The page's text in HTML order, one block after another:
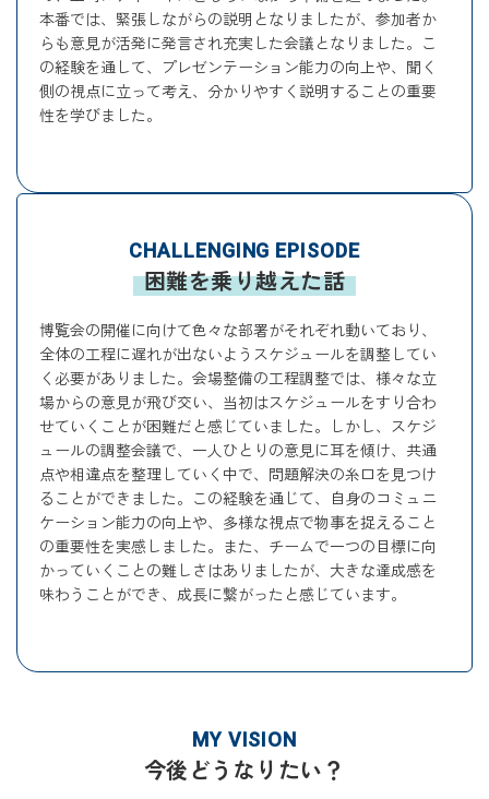
本番では、緊張しながらの説明となりましたが、参加者か
らも意見が活発に発言され充実した会議となりました。こ
の経験を通して、プレゼンテーション能力の向上や、聞く
側の視点に立って考え、分かりやすく説明することの重要
性を学びました。
CHALLENGING EPISODE
困難を乗り越えた話
博覧会の開催に向けて色々な部署がそれぞれ動いており、
全体の工程に遅れが出ないようスケジュールを調整してい
く必要がありました。会場整備の工程調整では、様々な立
場からの意見が飛び交い、当初はスケジュールをすり合わ
せていくことが困難だと感じていました。しかし、スケジ
ュールの調整会議で、一人ひとりの意見に耳を傾け、共通
点や相違点を整理していく中で、問題解決の糸口を見つけ
ることができました。この経験を通じて、自身のコミュニ
ケーション能力の向上や、多様な視点で物事を捉えること
の重要性を実感しました。また、チームで一つの目標に向
かっていくことの難しさはありましたが、大きな達成感を
味わうことができ、成長に繋がったと感じています。
MY VISION
今後どうなりたい？